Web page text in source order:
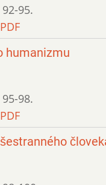
92-95.
PDF
humanizmu
95-98.
PDF